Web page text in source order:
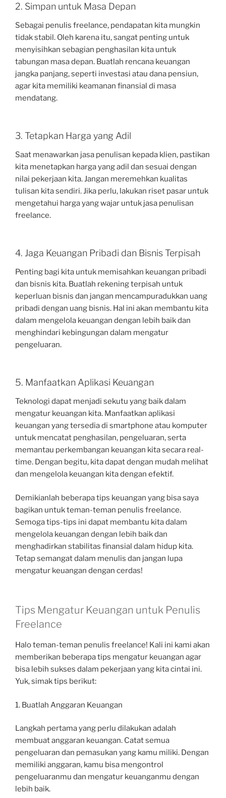
2. Simpan untuk Masa Depan
Sebagai penulis freelance, pendapatan kita mungkin
tidak stabil. Oleh karena itu, sangat penting untuk
menyisihkan sebagian penghasilan kita untuk
tabungan masa depan. Buatlah rencana keuangan
jangka panjang, seperti investasi atau dana pensiun,
agar kita memiliki keamanan finansial di masa
mendatang.
3. Tetapkan Harga yang Adil
Saat menawarkan jasa penulisan kepada klien, pastikan
kita menetapkan harga yang adil dan sesuai dengan
nilai pekerjaan kita. Jangan meremehkan kualitas
tulisan kita sendiri. Jika perlu, lakukan riset pasar untuk
mengetahui harga yang wajar untuk jasa penulisan
freelance.
4. Jaga Keuangan Pribadi dan Bisnis Terpisah
Penting bagi kita untuk memisahkan keuangan pribadi
dan bisnis kita. Buatlah rekening terpisah untuk
keperluan bisnis dan jangan mencampuradukkan uang
pribadi dengan uang bisnis. Hal ini akan membantu kita
dalam mengelola keuangan dengan lebih baik dan
menghindari kebingungan dalam mengatur
pengeluaran.
5. Manfaatkan Aplikasi Keuangan
Teknologi dapat menjadi sekutu yang baik dalam
mengatur keuangan kita. Manfaatkan aplikasi
keuangan yang tersedia di smartphone atau komputer
untuk mencatat penghasilan, pengeluaran, serta
memantau perkembangan keuangan kita secara real-
time. Dengan begitu, kita dapat dengan mudah melihat
dan mengelola keuangan kita dengan efektif.
Demikianlah beberapa tips keuangan yang bisa saya
bagikan untuk teman-teman penulis freelance.
Semoga tips-tips ini dapat membantu kita dalam
mengelola keuangan dengan lebih baik dan
menghadirkan stabilitas finansial dalam hidup kita.
Tetap semangat dalam menulis dan jangan lupa
mengatur keuangan dengan cerdas!
Tips Mengatur Keuangan untuk Penulis
Freelance
Halo teman-teman penulis freelance! Kali ini kami akan
memberikan beberapa tips mengatur keuangan agar
bisa lebih sukses dalam pekerjaan yang kita cintai ini.
Yuk, simak tips berikut:
1. Buatlah Anggaran Keuangan
Langkah pertama yang perlu dilakukan adalah
membuat anggaran keuangan. Catat semua
pengeluaran dan pemasukan yang kamu miliki. Dengan
memiliki anggaran, kamu bisa mengontrol
pengeluaranmu dan mengatur keuanganmu dengan
lebih baik.